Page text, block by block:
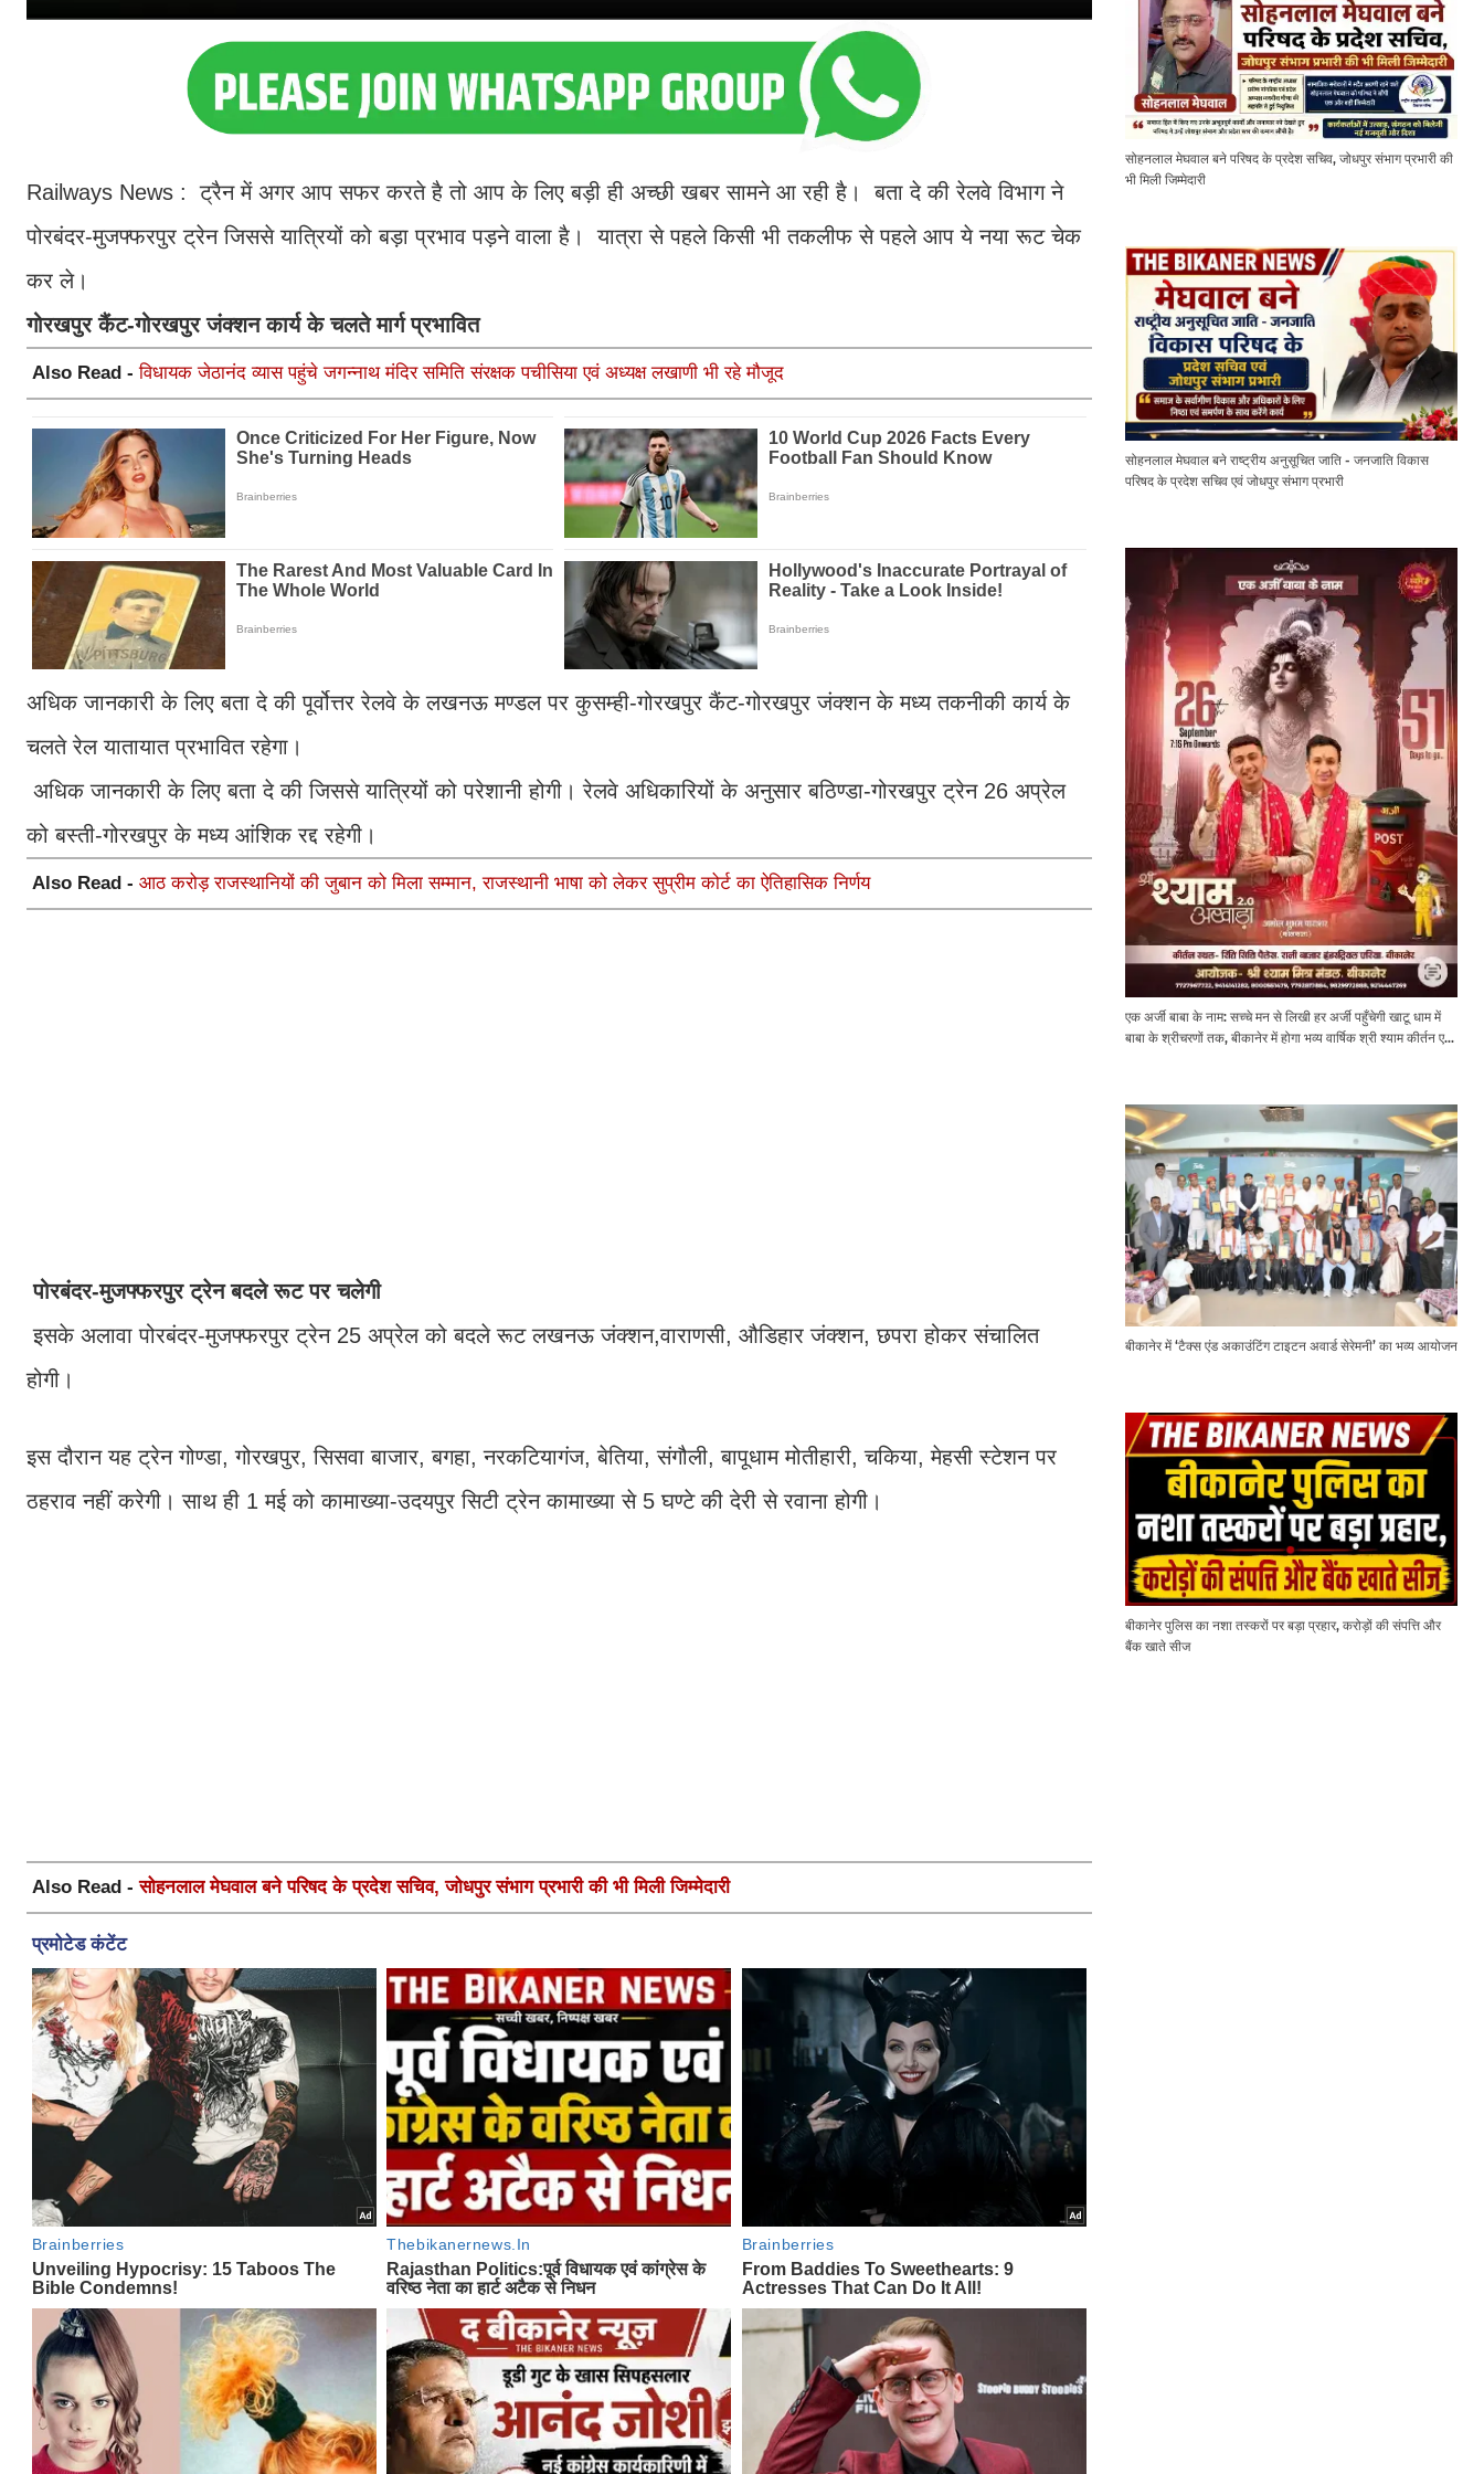
Railways News : ट्रैन में अगर आप सफर करते है तो आप के लिए बड़ी ही अच्छी खबर सामने आ रही है। बता दे की रेलवे विभाग ने
पोरबंदर-मुजफ्फरपुर ट्रेन जिससे यात्रियों को बड़ा प्रभाव पड़ने वाला है। यात्रा से पहले किसी भी तकलीफ से पहले आप ये नया रूट चेक
कर ले।
गोरखपुर कैंट-गोरखपुर जंक्शन कार्य के चलते मार्ग प्रभावित
Also Read -विधायक जेठानंद व्यास पहुंचे जगन्नाथ मंदिर समिति संरक्षक पचीसिया एवं अध्यक्ष लखाणी भी रहे मौजूद
अधिक जानकारी के लिए बता दे की पूर्वोत्तर रेलवे के लखनऊ मण्डल पर कुसम्ही-गोरखपुर कैंट-गोरखपुर जंक्शन के मध्य तकनीकी कार्य के
चलते रेल यातायात प्रभावित रहेगा।
अधिक जानकारी के लिए बता दे की जिससे यात्रियों को परेशानी होगी। रेलवे अधिकारियों के अनुसार बठिण्डा-गोरखपुर ट्रेन 26 अप्रेल
को बस्ती-गोरखपुर के मध्य आंशिक रद्द रहेगी।
Also Read - आठ करोड़ राजस्थानियों की जुबान को मिला सम्मान, राजस्थानी भाषा को लेकर सुप्रीम कोर्ट का ऐतिहासिक निर्णय
पोरबंदर-मुजफ्फरपुर ट्रेन बदले रूट पर चलेगी
इसके अलावा पोरबंदर-मुजफ्फरपुर ट्रेन 25 अप्रेल को बदले रूट लखनऊ जंक्शन,वाराणसी, औडिहार जंक्शन, छपरा होकर संचालित
होगी।
इस दौरान यह ट्रेन गोण्डा, गोरखपुर, सिसवा बाजार, बगहा, नरकटियागंज, बेतिया, संगौली, बापूधाम मोतीहारी, चकिया, मेहसी स्टेशन पर
ठहराव नहीं करेगी। साथ ही 1 मई को कामाख्या-उदयपुर सिटी ट्रेन कामाख्या से 5 घण्टे की देरी से रवाना होगी।
Also Read -सोहनलाल मेघवाल बने परिषद के प्रदेश सचिव, जोधपुर संभाग प्रभारी की भी मिली जिम्मेदारी
सोहनलाल मेघवाल बने परिषद के प्रदेश सचिव, जोधपुर संभाग प्रभारी की
भी मिली जिम्मेदारी
सोहनलाल मेघवाल बने राष्ट्रीय अनुसूचित जाति - जनजाति विकास
परिषद के प्रदेश सचिव एवं जोधपुर संभाग प्रभारी
एक अर्जी बाबा के नाम: सच्चे मन से लिखी हर अर्जी पहुँचेगी खाटू धाम में
बाबा के श्रीचरणों तक, बीकानेर में होगा भव्य वार्षिक श्री श्याम कीर्तन एवं
बीकानेर में ‘टैक्स एंड अकाउंटिंग टाइटन अवार्ड सेरेमनी’ का भव्य आयोजन
बीकानेर पुलिस का नशा तस्करों पर बड़ा प्रहार, करोड़ों की संपत्ति और
बैंक खाते सीज